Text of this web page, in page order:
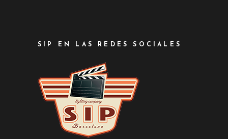
SIP EN LAS REDES SOCIALES